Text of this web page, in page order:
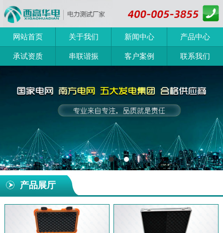
网站首页 关于我们 新闻中心 产品中心
承试资质 串联谐振 客户案例 联系我们
产品展厅